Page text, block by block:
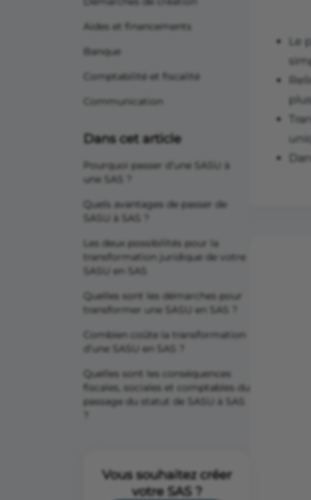
Aides et financements
Banque
Comptabilité et fiscalité
Communication
Dans cet article
Pourquoi passer d’une SASU à
une SAS ?
Quels avantages de passer de
SASU à SAS ?
Les deux possibilités pour la
transformation juridique de votre
SASU en SAS
Quelles sont les démarches pour
transformer une SASU en SAS ?
Combien coûte la transformation
d’une SASU en SAS ?
Quelles sont les conséquences
fiscales, sociales et comptables du
passage du statut de SASU à SAS
Vous souhaitez créer
votre SAS ?
Le